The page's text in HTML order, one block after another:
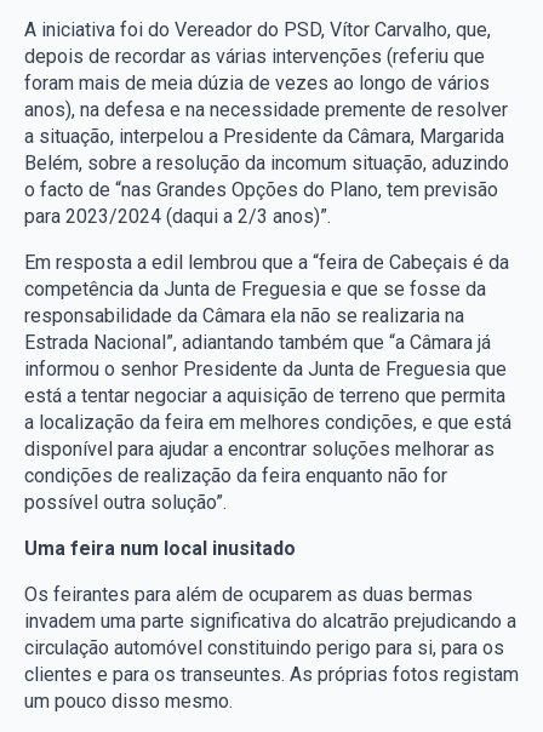
A iniciativa foi do Vereador do PSD, Vítor Carvalho, que,
depois de recordar as várias intervenções (referiu que
foram mais de meia dúzia de vezes ao longo de vários
anos), na defesa e na necessidade premente de resolver
a situação, interpelou a Presidente da Câmara, Margarida
Belém, sobre a resolução da incomum situação, aduzindo
o facto de “nas Grandes Opções do Plano, tem previsão
para 2023/2024 (daqui a 2/3 anos)”.
Em resposta a edil lembrou que a “feira de Cabeçais é da
competência da Junta de Freguesia e que se fosse da
responsabilidade da Câmara ela não se realizaria na
Estrada Nacional”, adiantando também que “a Câmara já
informou o senhor Presidente da Junta de Freguesia que
está a tentar negociar a aquisição de terreno que permita
a localização da feira em melhores condições, e que está
disponível para ajudar a encontrar soluções melhorar as
condições de realização da feira enquanto não for
possível outra solução”.
Uma feira num local inusitado
Os feirantes para além de ocuparem as duas bermas
invadem uma parte significativa do alcatrão prejudicando a
circulação automóvel constituindo perigo para si, para os
clientes e para os transeuntes. As próprias fotos registam
um pouco disso mesmo.